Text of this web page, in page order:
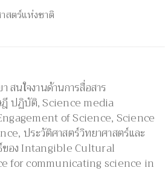
ตร์แห่งชาติ
นใจงานด้านการสื่อสาร
ปฏิบัติ, Science media
of Science, Science
ประวัติศาสตร์วิทยาศาสตร์และ
อง Intangible Cultural
for communicating science in